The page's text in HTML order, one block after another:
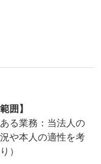
囲】
る業務：当法人の
や本人の適性を考
）